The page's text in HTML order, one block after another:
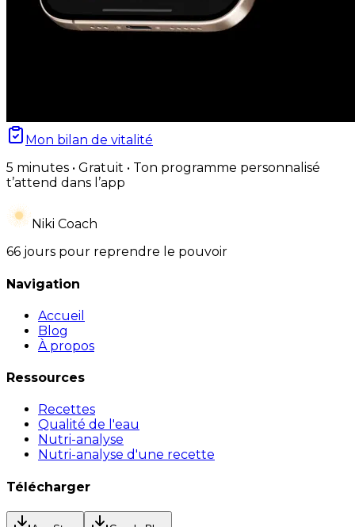
Mon bilan de vitalité
5 minutes • Gratuit • Ton programme personnalisé
t’attend dans l’app
Niki Coach
66 jours pour reprendre le pouvoir
Navigation
Accueil
Blog
À propos
Ressources
Recettes
Qualité de l'eau
Nutri-analyse
Nutri-analyse d'une recette
Télécharger